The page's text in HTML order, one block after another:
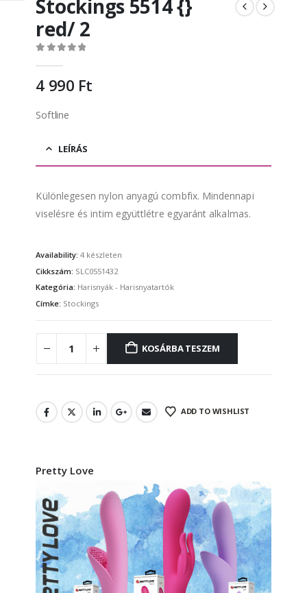
Stockings 5514 {}
red/ 2
4 990 Ft
Softline
LEÍRÁS
Különlegesen nylon anyagú combfix. Mindennapi
viselésre és intim együttlétre egyaránt alkalmas.
Availability:4 készleten
Cikkszám: SLC0551432
Kategória: Harisnyák - Harisnyatartók
Címke: Stockings
KOSÁRBA TESZEM
ADD TO WISHLIST
Pretty Love